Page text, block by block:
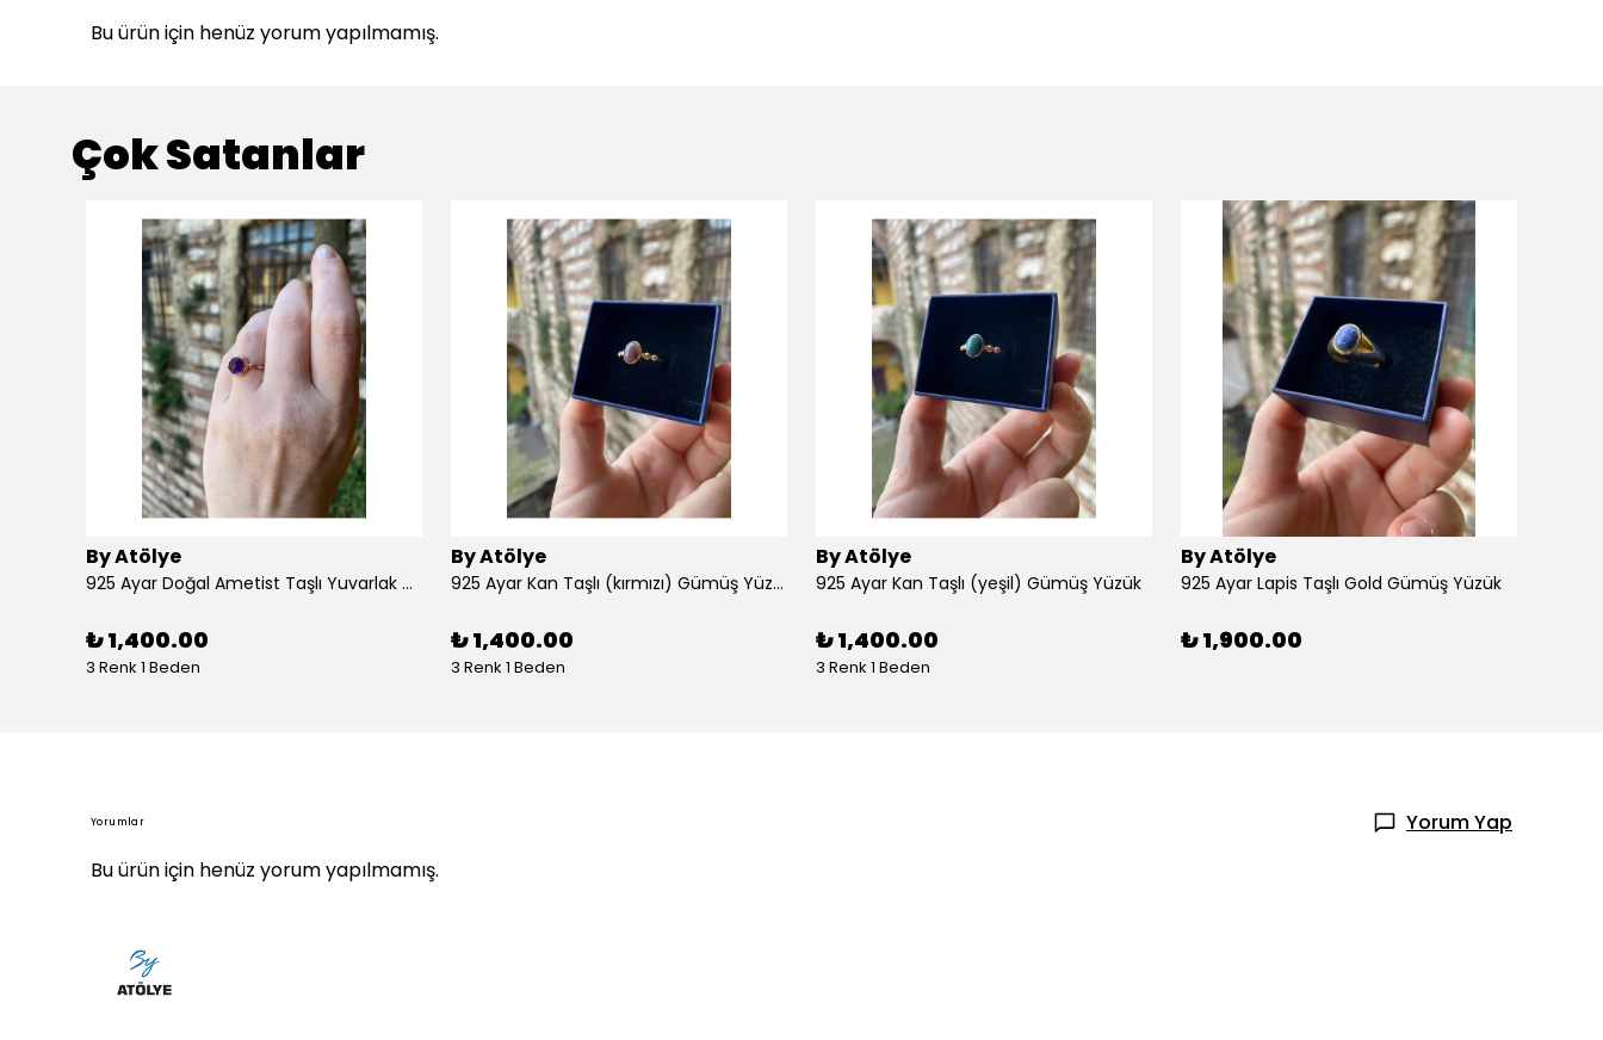
Bu ürün için henüz yorum yapılmamış.
Çok Satanlar
By Atölye
925 Ayar Doğal Ametist Taşlı Yuvarlak Gümüş Yüzük
₺ 1,400.00
3 Renk 1 Beden
By Atölye
925 Ayar Kan Taşlı (kırmızı) Gümüş Yüzük
₺ 1,400.00
3 Renk 1 Beden
By Atölye
925 Ayar Kan Taşlı (yeşil) Gümüş Yüzük
₺ 1,400.00
3 Renk 1 Beden
By Atölye
925 Ayar Lapis Taşlı Gold Gümüş Yüzük
₺ 1,900.00
Yorumlar
Yorum Yap
Bu ürün için henüz yorum yapılmamış.